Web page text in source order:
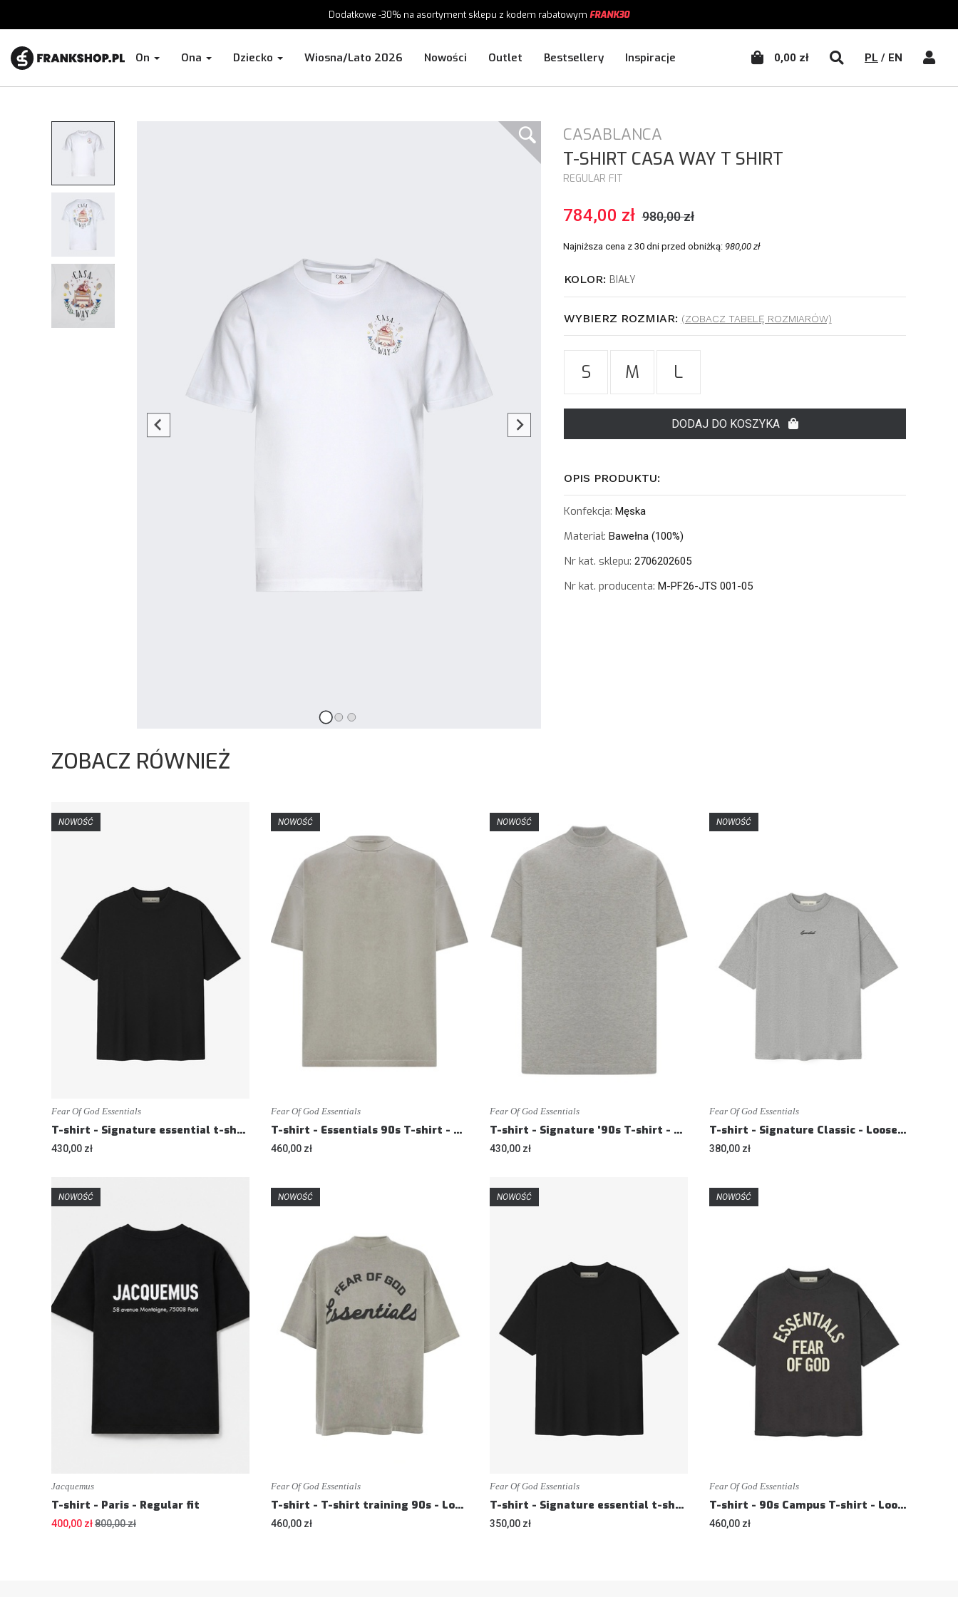
Dodatkowe -30% na asortyment sklepu z kodem rabatowym FRANK30
On Ona Dziecko Wiosna/Lato 2026 Nowości Outlet Bestsellery Inspiracje 0,00 zł PL / EN
CASABLANCA
T-SHIRT CASA WAY T SHIRT
REGULAR FIT
784,00 zł 980,00 zł
Najniższa cena z 30 dni przed obniżką: 980,00 zł
KOLOR: BIAŁY
WYBIERZ ROZMIAR: (ZOBACZ TABELĘ ROZMIARÓW)
S M L
DODAJ DO KOSZYKA
OPIS PRODUKTU:
Konfekcja: Męska
Materiał: Bawełna (100%)
Nr kat. sklepu: 2706202605
Nr kat. producenta: M-PF26-JTS 001-05
ZOBACZ RÓWNIEŻ
NOWOŚĆ
Fear Of God Essentials
T-shirt - Signature essential t-shirt - Loose fit
430,00 zł
NOWOŚĆ
Fear Of God Essentials
T-shirt - Essentials 90s T-shirt - Loose fit
460,00 zł
NOWOŚĆ
Fear Of God Essentials
T-shirt - Signature '90s T-shirt - Loose fit
430,00 zł
NOWOŚĆ
Fear Of God Essentials
T-shirt - Signature Classic - Loose fit
380,00 zł
NOWOŚĆ
Jacquemus
T-shirt - Paris - Regular fit
400,00 zł800,00 zł
NOWOŚĆ
Fear Of God Essentials
T-shirt - T-shirt training 90s - Loose fit
460,00 zł
NOWOŚĆ
Fear Of God Essentials
T-shirt - Signature essential t-shirt - Loose fit
350,00 zł
NOWOŚĆ
Fear Of God Essentials
T-shirt - 90s Campus T-shirt - Loose fit
460,00 zł